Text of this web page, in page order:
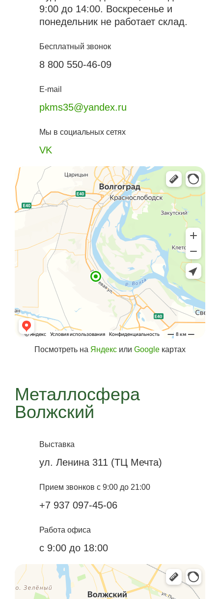
9:00 до 14:00. Воскресенье и
понедельник не работает склад.
Бесплатный звонок
8 800 550-46-09
E-mail
pkms35@yandex.ru
Мы в социальных сетях
VK
Посмотреть на Яндекс или Google картах
Металлосфера
Волжский
Выставка
ул. Ленина 311 (ТЦ Мечта)
Прием звонков с 9:00 до 21:00
+7 937 097-45-06
Работа офиса
с 9:00 до 18:00